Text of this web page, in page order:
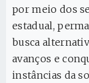
por meio dos
estadual,
busca
avanços e
instâncias da